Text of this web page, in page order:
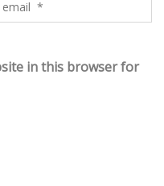
in this browser for